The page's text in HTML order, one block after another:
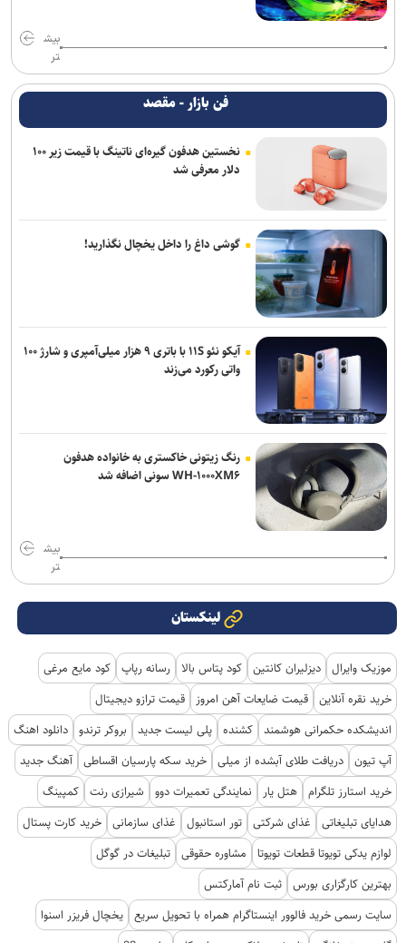
بیش
تر
فن بازار - مقصد
نخستین هدفون گیره‌ای ناتینگ با قیمت زیر ۱۰۰
دلار معرفی شد
گوشی داغ را داخل یخچال نگذارید!
آیکو نئو ۱۱S با باتری ۹ هزار میلی‌آمپری و شارژ ۱۰۰
واتی رکورد می‌زند
رنگ زیتونی خاکستری به خانواده هدفون
WH-۱۰۰۰XM۶ سونی اضافه شد
بیش
تر
لینکستان
موزیک وایرال دیزلیران کانتین کود پتاس بالا رسانه رپاپ کود مایع مرغی
خرید نقره آنلاین قیمت ضایعات آهن امروز
قیمت ترازو دیجیتال
اندیشکده حکمرانی هوشمند کشنده پلی لیست جدید بروکر ترندو دانلود اهنگ
آپ تیون دریافت طلای آبشده از میلی خرید سکه پارسیان اقساطی آهنگ جدید
خرید استارز تلگرام هتل یار نمایندگی تعمیرات دوو شیرازی رنت کمپینگ
هدایای تبلیغاتی
غذای شرکتی تور استانبول غذای سازمانی خرید کارت پستال
لوازم یدکی تویوتا قطعات تویوتا
مشاوره حقوقی تبلیغات در گوگل
بهترین کارگزاری بورس ثبت نام آمارکتس
سایت رسمی خرید فالوور اینستاگرام همراه با تحویل سریع یخچال فریزر اسنوا